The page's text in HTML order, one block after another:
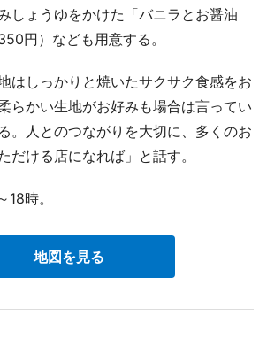
しょうゆをかけた「バニラとお醤油
円）なども用意する。
はしっかりと焼いたサクサク食感をお
らかい生地がお好みも場合は言ってい
。人とのつながりを大切に、多くのお
だける店になれば」と話す。
時。
地図を見る